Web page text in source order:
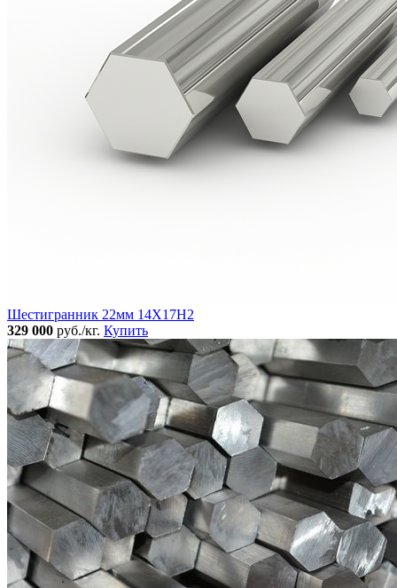
Шестигранник 22мм 14Х17Н2
329 000 руб./кг. Купить